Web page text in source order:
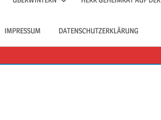
IMPRESSUM DATENSCHUTZERKLÄRUNG